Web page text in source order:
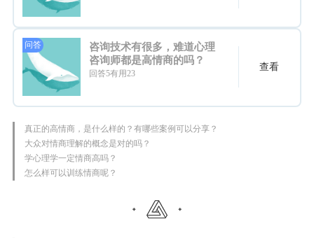
问答
咨询技术有很多，难道心理
咨询师都是高情商的吗？
回答5有用23
查看
真正的高情商，是什么样的？有哪些案例可以分享？
大众对情商理解的概念是对的吗？
学心理学一定情商高吗？
怎么样可以训练情商呢？